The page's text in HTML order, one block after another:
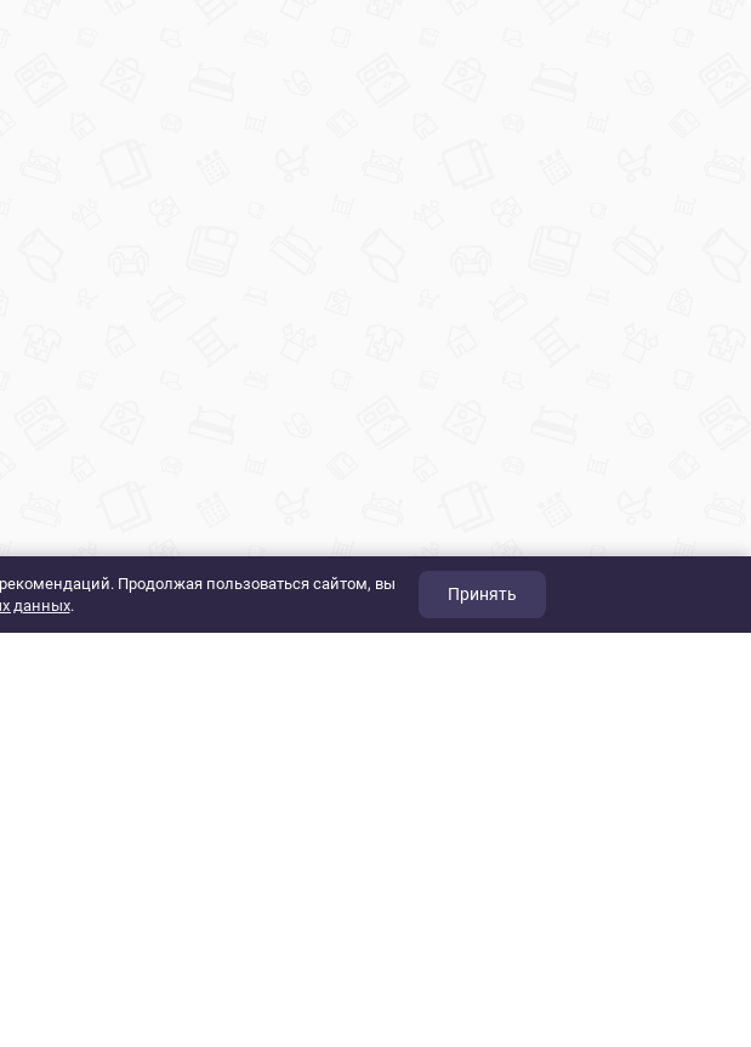
Продолжая пользоваться сайтом, вы
данных.
Принять